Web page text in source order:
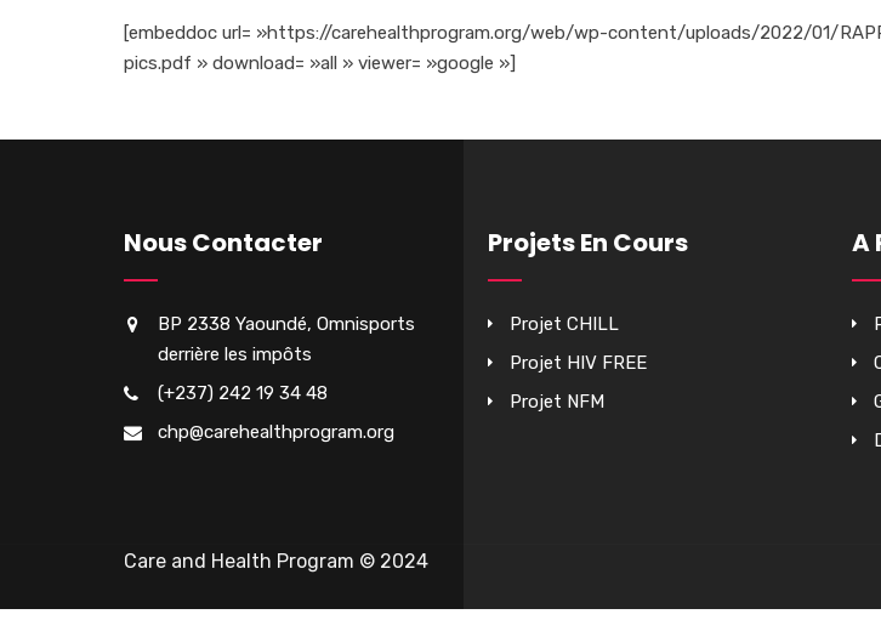
[embeddoc url= »https://carehealthprogram.org/web/wp-content/uploads/2022/01/
pics.pdf » download= »all » viewer= »google »]
Nous Contacter
BP 2338 Yaoundé, Omnisports
derrière les impôts
(+237) 242 19 34 48
chp@carehealthprogram.org
Projets En Cours
Projet CHILL
Projet HIV FREE
Projet NFM
A
Care and Health Program © 2024